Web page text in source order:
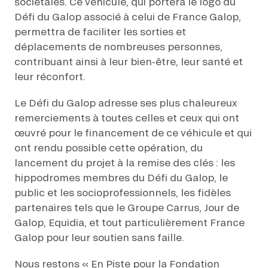
Défi du Galop associé à celui de France Galop,
permettra de faciliter les sorties et
déplacements de nombreuses personnes,
contribuant ainsi à leur bien-être, leur santé et
leur réconfort.
Le Défi du Galop adresse ses plus chaleureux
remerciements à toutes celles et ceux qui ont
œuvré pour le financement de ce véhicule et qui
ont rendu possible cette opération, du
lancement du projet à la remise des clés : les
hippodromes membres du Défi du Galop, le
public et les socioprofessionnels, les fidèles
partenaires tels que le Groupe Carrus, Jour de
Galop, Equidia, et tout particulièrement France
Galop pour leur soutien sans faille.
Nous restons « En Piste pour la Fondation